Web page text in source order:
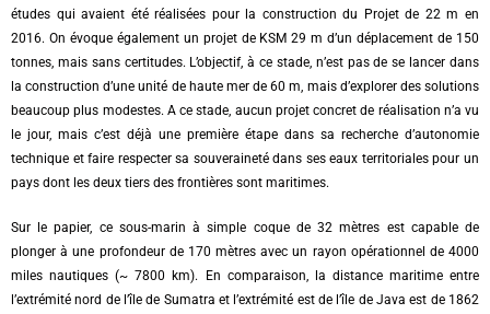
études qui avaient été réalisées pour la construction du Projet de 22 m en
2016. On évoque également un projet de KSM 29 m d’un déplacement de 150
tonnes, mais sans certitudes. L’objectif, à ce stade, n’est pas de se lancer dans
la construction d’une unité de haute mer de 60 m, mais d’explorer des solutions
beaucoup plus modestes. A ce stade, aucun projet concret de réalisation n’a vu
le jour, mais c’est déjà une première étape dans sa recherche d’autonomie
technique et faire respecter sa souveraineté dans ses eaux territoriales pour un
pays dont les deux tiers des frontières sont maritimes.
Sur le papier, ce sous-marin à simple coque de 32 mètres est capable de
plonger à une profondeur de 170 mètres avec un rayon opérationnel de 4000
miles nautiques (~ 7800 km). En comparaison, la distance maritime entre
l’extrémité nord de l’île de Sumatra et l’extrémité est de l’île de Java est de 1862